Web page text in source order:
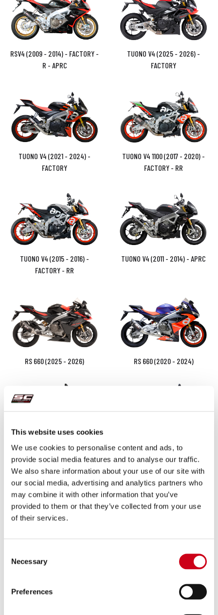
This website uses cookies
We use cookies to personalise content and ads, to
provide social media features and to analyse our traffic.
We also share information about your use of our site with
our social media, advertising and analytics partners who
may combine it with other information that you’ve
provided to them or that they’ve collected from your use
of their services.
Selection
Necessary
Preferences
RSV4 (2009 - 2014) - FACTORY -
R - APRC
TUONO V4 (2025 - 2026) -
FACTORY
TUONO V4 (2021 - 2024) -
FACTORY
TUONO V4 1100 (2017 - 2020) -
FACTORY - RR
TUONO V4 (2015 - 2016) -
FACTORY - RR
TUONO V4 (2011 - 2014) - APRC
RS 660 (2025 - 2026) RS 660 (2020 - 2024)
TUONO 660 (2025 - 2026) TUONO 660 (2021 - 2024)